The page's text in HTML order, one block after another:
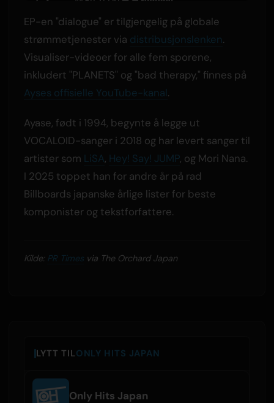
EP-en "dialogue" er tilgjengelig på globale
strømmetjenester via distribusjonslenken.
Visualiser-videoer for alle fem sporene,
inkludert "PLANETS" og "bad therapy," finnes på
Ayses offisielle YouTube-kanal.
Ayase, født i 1994, begynte å legge ut
VOCALOID-sanger i 2018 og har levert sanger til
artister som LiSA, Hey! Say! JUMP, og Mori Nana.
I 2025 toppet han for andre år på rad
Billboards japanske årlige lister for beste
komponister og tekstforfattere.
Kilde: PR Timesvia The Orchard Japan
LYTT TILONLY HITS JAPAN
Only Hits Japan